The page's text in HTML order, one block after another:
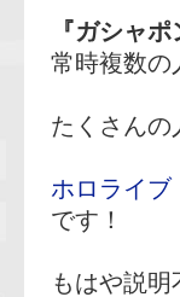
『ガシャ
常時複数の
たくさんの
ホロライ
です！
もはや説